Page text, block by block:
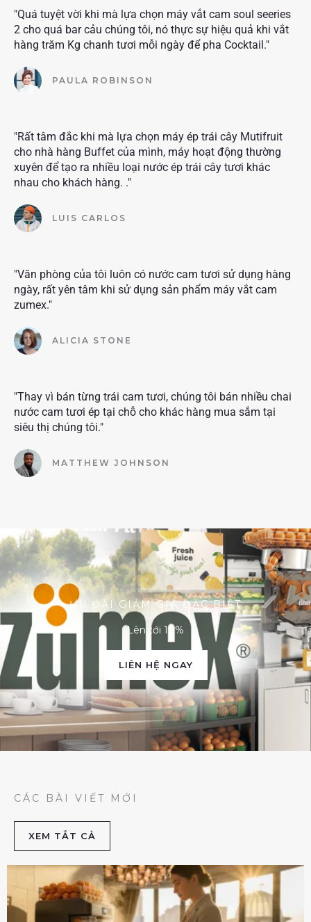
"Quá tuyệt vời khi mà lựa chọn máy vắt cam soul seeries
2 cho quá bar cảu chúng tôi, nó thực sự hiệu quả khi vắt
hàng trăm Kg chanh tươi mỗi ngày để pha Cocktail."
PAULA ROBINSON
"Rất tâm đắc khi mà lựa chọn máy ép trái cây Mutifruit
cho nhà hàng Buffet của mình, máy hoạt động thường
xuyên để tạo ra nhiều loại nước ép trái cây tươi khác
nhau cho khách hàng. ."
LUIS CARLOS
"Văn phòng của tôi luôn có nước cam tươi sử dụng hàng
ngày, rất yên tâm khi sử dụng sản phẩm máy vắt cam
zumex."
ALICIA STONE
"Thay vì bán từng trái cam tươi, chúng tôi bán nhiều chai
nước cam tươi ép tại chỗ cho khác hàng mua sắm tại
siêu thị chúng tôi."
MATTHEW JOHNSON
ƯU ĐÃI GIẢM GIÁ ĐẶC BIỆT
Lên tới 10%
LIÊN HỆ NGAY
CÁC BÀI VIẾT MỚI
XEM TẮT CẢ